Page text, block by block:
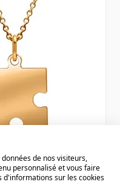
personnalisé
de nos visiteurs,
personnalisé et vous faire
d'informations sur les cookies